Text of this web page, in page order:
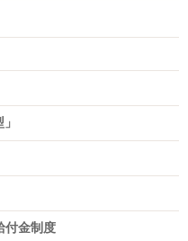
付金制度